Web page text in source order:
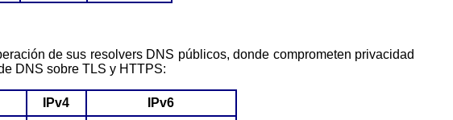
de sus resolvers DNS públicos, donde comprometen privacidad
DNS sobre TLS y HTTPS:
IPv4
IPv6